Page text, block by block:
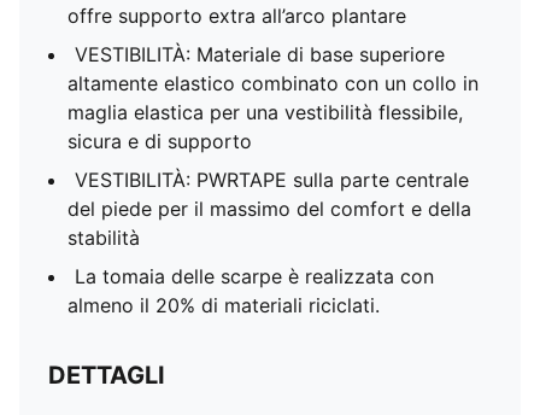
offre supporto extra all’arco plantare
VESTIBILITÀ: Materiale di base superiore
altamente elastico combinato con un collo in
maglia elastica per una vestibilità flessibile,
sicura e di supporto
VESTIBILITÀ: PWRTAPE sulla parte centrale
del piede per il massimo del comfort e della
stabilità
La tomaia delle scarpe è realizzata con
almeno il 20% di materiali riciclati.
DETTAGLI